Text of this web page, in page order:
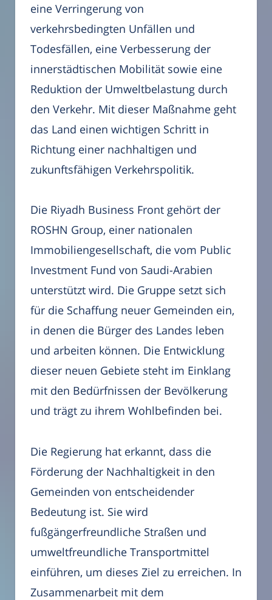
eine Verringerung von
verkehrsbedingten Unfällen und
Todesfällen, eine Verbesserung der
innerstädtischen Mobilität sowie eine
Reduktion der Umweltbelastung durch
den Verkehr. Mit dieser Maßnahme geht
das Land einen wichtigen Schritt in
Richtung einer nachhaltigen und
zukunftsfähigen Verkehrspolitik.
Die Riyadh Business Front gehört der
ROSHN Group, einer nationalen
Immobiliengesellschaft, die vom Public
Investment Fund von Saudi-Arabien
unterstützt wird. Die Gruppe setzt sich
für die Schaffung neuer Gemeinden ein,
in denen die Bürger des Landes leben
und arbeiten können. Die Entwicklung
dieser neuen Gebiete steht im Einklang
mit den Bedürfnissen der Bevölkerung
und trägt zu ihrem Wohlbefinden bei.
Die Regierung hat erkannt, dass die
Förderung der Nachhaltigkeit in den
Gemeinden von entscheidender
Bedeutung ist. Sie wird
fußgängerfreundliche Straßen und
umweltfreundliche Transportmittel
einführen, um dieses Ziel zu erreichen. In
Zusammenarbeit mit dem